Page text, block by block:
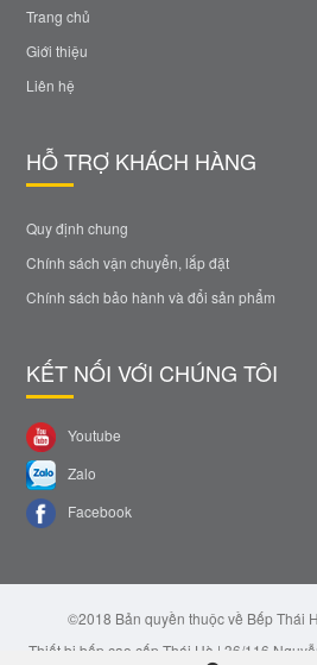
Trang chủ
Giới thiệu
Liên hệ
HỖ TRỢ KHÁCH HÀNG
Quy định chung
Chính sách vận chuyển, lắp đặt
Chính sách bảo hành và đổi sản phẩm
KẾT NỐI VỚI CHÚNG TÔI
Youtube
Zalo
Facebook
©2018 Bản quyền thuộc về Bếp Thái
Thiết bị bếp cao cấp Thái Hà | 36/116